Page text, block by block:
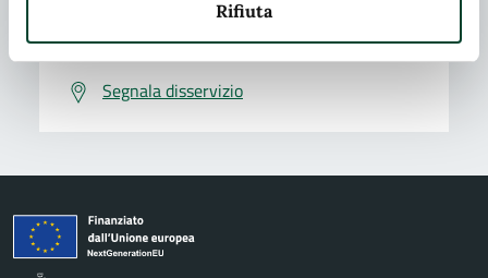
Rifiuta
Problemi in città
Segnala disservizio